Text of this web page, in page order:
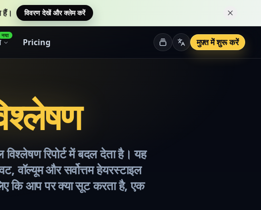
हैं। विवरण देखें और क्लेम करें इस सूचना
नया
Pricing मुफ़्त में शुरू करें
रिपोर्ट में बदल देता है। यह
वॉल्यूम और सर्वोत्तम हेयरस्टाइल
कि आप पर क्या सूट करता है, एक